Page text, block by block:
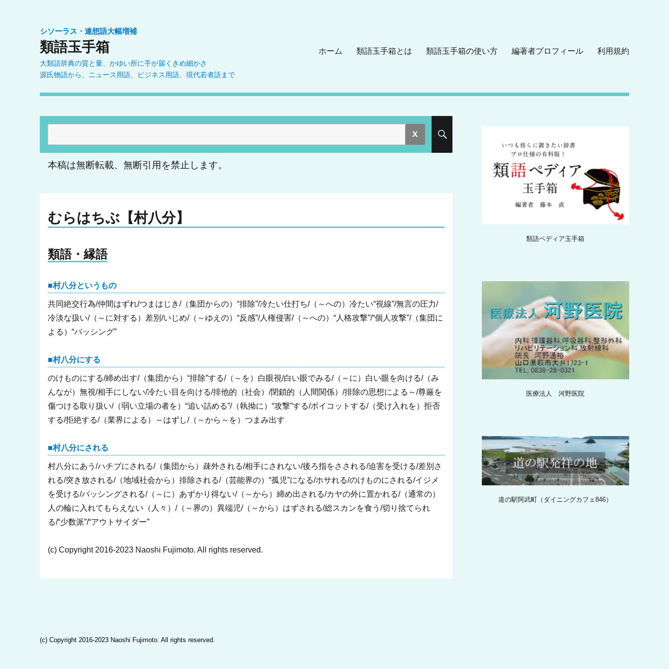
シソーラス・連想語大幅増補
類語玉手箱
大類語辞典の質と量、かゆい所に手が届くきめ細かさ
源氏物語から、ニュース用語、ビジネス用語、現代若者語まで
ホーム 類語玉手箱とは 類語玉手箱の使い方 編著者プロフィール 利用規約
索:
本稿は無断転載、無断引用を禁止します。
むらはちぶ【村八分】
類語・縁語
村八分というもの
共同絶交行為/仲間はずれ/つまはじき/（集団からの）“排除”/冷たい仕打ち/（～への）冷たい“視線”/無言の圧力/
冷淡な扱い/（～に対する）差別/いじめ/（～ゆえの）“反感”/人権侵害/（～への）“人格攻撃”/“個人攻撃”/（集団に
よる）“バッシング”
村八分にする
のけものにする/締め出す/（集団から）“排除”する/（～を）白眼視/白い眼でみる/（～に）白い眼を向ける/（み
んなが）無視/相手にしない/冷たい目を向ける/排他的（社会）/閉鎖的（人間関係）/排除の思想による～/尊厳を
傷つける取り扱い/（弱い立場の者を）“追い詰める”/（執拗に）“攻撃”する/ボイコットする/（受け入れを）拒否
する/拒絶する/（業界による）～はずし/（～から～を）つまみ出す
村八分にされる
村八分にあう/ハチブにされる/（集団から）疎外される/相手にされない/後ろ指をさされる/迫害を受ける/差別さ
れる/突き放される/（地域社会から）排除される/（芸能界の）“孤児”になる/ホサれる/のけものにされる/イジメ
を受ける/バッシングされる/（～に）あずかり得ない/（～から）締め出される/カヤの外に置かれる/（通常の）
人の輪に入れてもらえない（人々）/（～界の）異端児/（～から）はずされる/総スカンを食う/切り捨てられ
る/“少数派”/“アウトサイダー”
(c) Copyright 2016-2023 Naoshi Fujimoto. All rights reserved.
類語ペディア玉手箱
医療法人 河野医院
道の駅阿武町（ダイニングカフェ846）
(c) Copyright 2016-2023 Naoshi Fujimoto. All rights reserved.